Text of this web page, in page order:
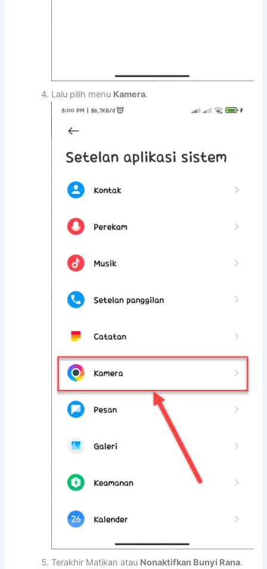
Lalu pilih menu Kamera.
Terakhir Matikan atau Nonaktifkan Bunyi Rana.